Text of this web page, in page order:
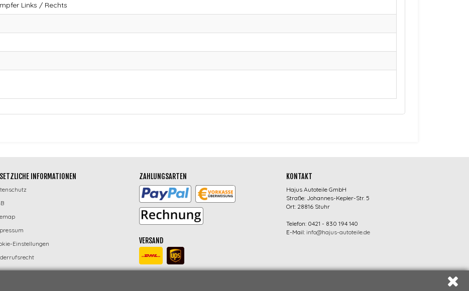
Links / Rechts
INFORMATIONEN
Einstellungen
ZAHLUNGSARTEN
VERSAND
KONTAKT
Hajus Autoteile GmbH
Straße: Johannes-Kepler-Str. 5
Ort: 28816 Stuhr
Telefon: 0421 - 830 194 140
E-Mail: info@hajus-autoteile.de